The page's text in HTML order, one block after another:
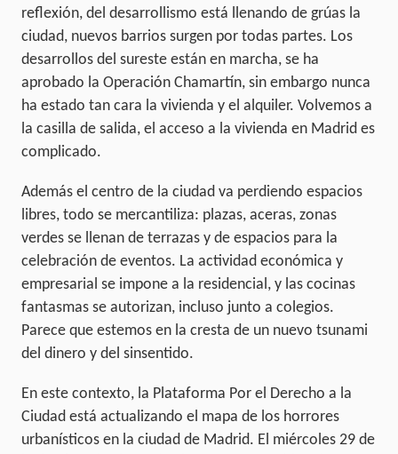
reflexión, del desarrollismo está llenando de grúas la
ciudad, nuevos barrios surgen por todas partes. Los
desarrollos del sureste están en marcha, se ha
aprobado la Operación Chamartín, sin embargo nunca
ha estado tan cara la vivienda y el alquiler. Volvemos a
la casilla de salida, el acceso a la vivienda en Madrid es
complicado.
Además el centro de la ciudad va perdiendo espacios
libres, todo se mercantiliza: plazas, aceras, zonas
verdes se llenan de terrazas y de espacios para la
celebración de eventos. La actividad económica y
empresarial se impone a la residencial, y las cocinas
fantasmas se autorizan, incluso junto a colegios.
Parece que estemos en la cresta de un nuevo tsunami
del dinero y del sinsentido.
En este contexto, la Plataforma Por el Derecho a la
Ciudad está actualizando el mapa de los horrores
urbanísticos en la ciudad de Madrid. El miércoles 29 de